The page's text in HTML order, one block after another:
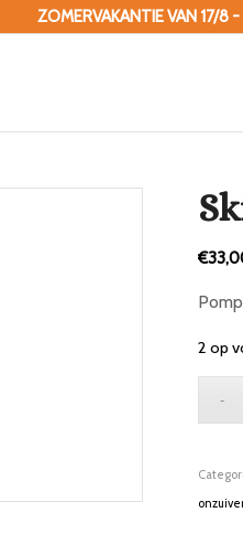
ZOMERVAKANTIE VAN 17/8
€
2 op